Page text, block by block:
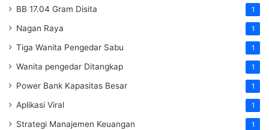
BB 17.04 Gram Disita 1
Nagan Raya 1
Tiga Wanita Pengedar Sabu 1
Wanita pengedar Ditangkap 1
Power Bank Kapasitas Besar 1
Aplikasi Viral 1
Strategi Manajemen Keuangan 1